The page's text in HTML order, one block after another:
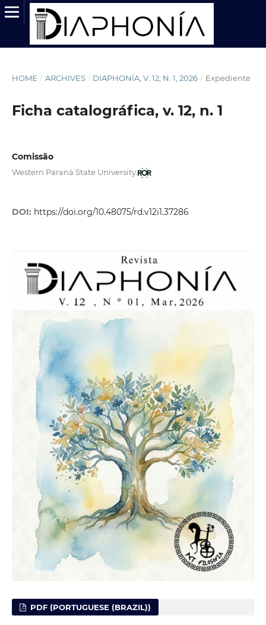
HOME / ARCHIVES / DIAPHONÍA, V. 12, N. 1, 2026 / Expediente
Ficha catalográfica, v. 12, n. 1
Comissão
Western Paraná State University
DOI: https://doi.org/10.48075/rd.v12i1.37286
PDF (PORTUGUESE (BRAZIL))